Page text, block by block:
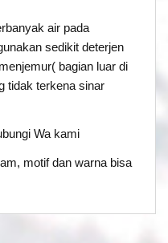
air pada
sedikit deterjen
bagian luar di
tidak terkena sinar
Wa kami
motif dan warna bisa